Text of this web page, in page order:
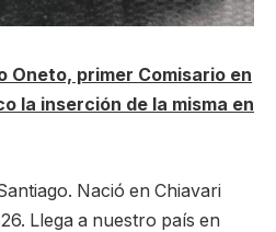
Oneto, primer Comisario en
la inserción de la misma en
Nació en Chiavari
Llega a nuestro país en